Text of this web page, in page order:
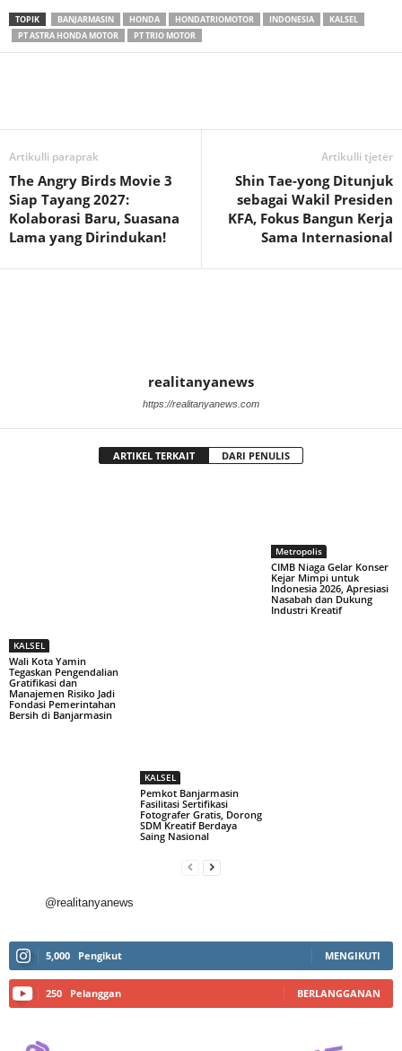
TOPIK BANJARMASIN HONDA HONDATRIOMOTOR INDONESIA
KALSEL
PT ASTRA HONDA MOTOR
PT TRIO MOTOR
Artikulli paraprak
The Angry Birds Movie 3
Siap Tayang 2027:
Kolaborasi Baru, Suasana
Lama yang Dirindukan!
Artikulli tjetër
Shin Tae-yong Ditunjuk
sebagai Wakil Presiden
KFA, Fokus Bangun Kerja
Sama Internasional
realitanyanews
https://realitanyanews.com
ARTIKEL TERKAIT DARI PENULIS
KALSEL
Wali Kota Yamin
Tegaskan Pengendalian
Gratifikasi dan
Manajemen Risiko Jadi
Fondasi Pemerintahan
Bersih di Banjarmasin
KALSEL
Pemkot Banjarmasin
Fasilitasi Sertifikasi
Fotografer Gratis, Dorong
SDM Kreatif Berdaya
Saing Nasional
Metropolis
CIMB Niaga Gelar Konser
Kejar Mimpi untuk
Indonesia 2026, Apresiasi
Nasabah dan Dukung
Industri Kreatif
@realitanyanews
5,000 Pengikut MENGIKUTI
250 Pelanggan BERLANGGANAN